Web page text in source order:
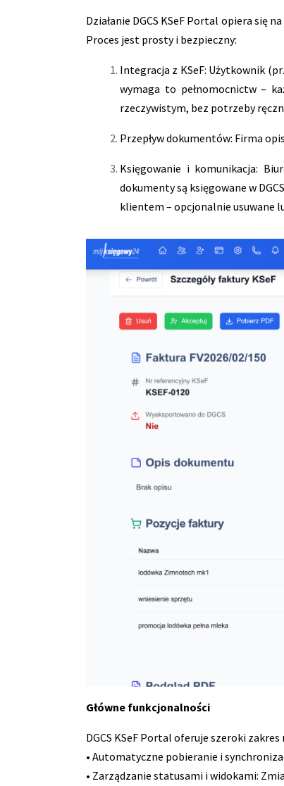
Działanie DGCS KSeF Portal opiera się
Proces jest prosty i bezpieczny:
Integracja z KSeF: Użytkownik
wymaga to pełnomocnictw –
rzeczywistym, bez potrzeby
Przepływ dokumentów: Firma
Księgowanie i komunikacja:
dokumenty są księgowane w
klientem – opcjonalnie usuwane
Główne funkcjonalności
DGCS KSeF Portal oferuje szeroki
• Automatyczne pobieranie i
• Zarządzanie statusami i widokami: